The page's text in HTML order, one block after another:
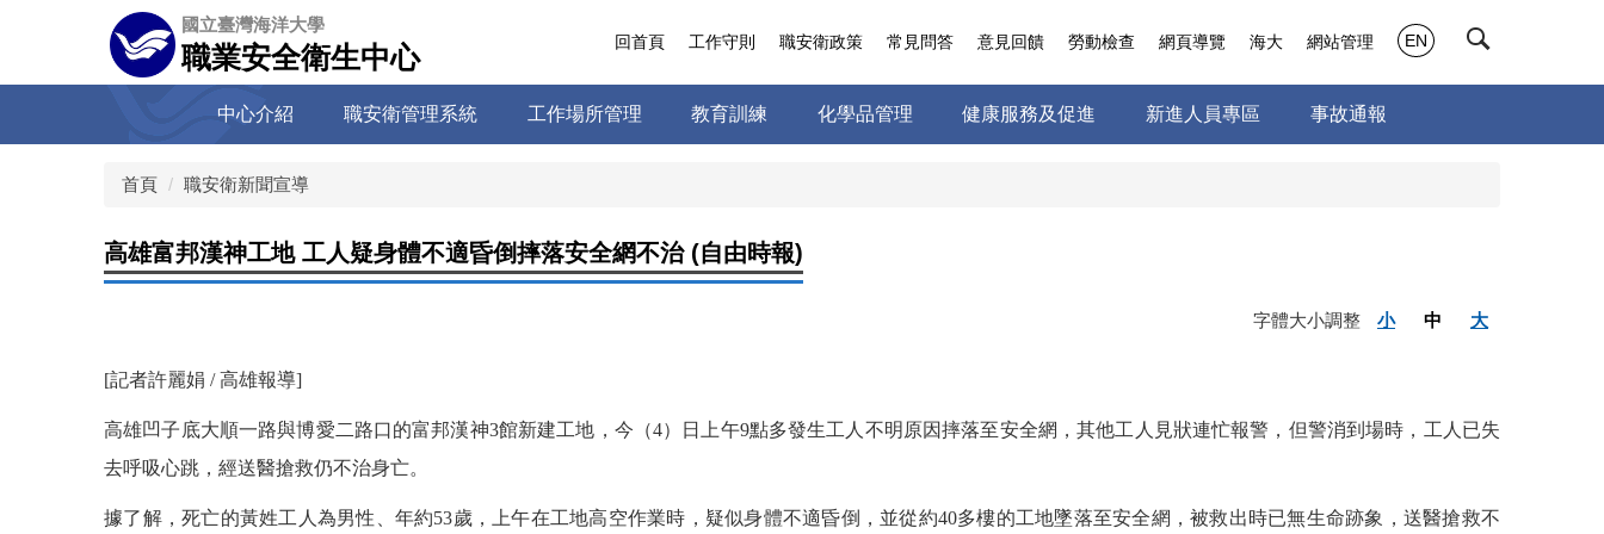
容
國立臺灣海洋大學
職業安全衛生中心
中心介紹 職安衛管理系統 工作場所管理 教育訓練 化學品管理 健康服務及促進 新進人員專區 事故通報
回首頁 工作守則 職安衛政策 常見問答 意見回饋 勞動檢查 網頁導覽 海大 網站管理 EN
首頁 職安衛新聞宣導
高雄富邦漢神工地 工人疑身體不適昏倒摔落安全網不治 (自由時報)
字體大小調整 小 中 大
[記者許麗娟 / 高雄報導]
高雄凹子底大順一路與博愛二路口的富邦漢神3館新建工地，今（4）日上午9點多發生工人不明原因摔落至安全網，其他工人見狀連忙報警，但警消到場時，工人已失
去呼吸心跳，經送醫搶救仍不治身亡。
據了解，死亡的黃姓工人為男性、年約53歲，上午在工地高空作業時，疑似身體不適昏倒，並從約40多樓的工地墜落至安全網，被救出時已無生命跡象，送醫搶救不